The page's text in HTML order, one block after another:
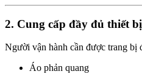
2. Cung cấp đầy đủ thiết
Người vận hành cần được trang bị
Áo phản quang